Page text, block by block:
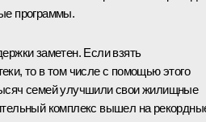
программы.
заметен. Если взять
то в том числе с помощью этого
семей улучшили свои жилищные
комплекс вышел на